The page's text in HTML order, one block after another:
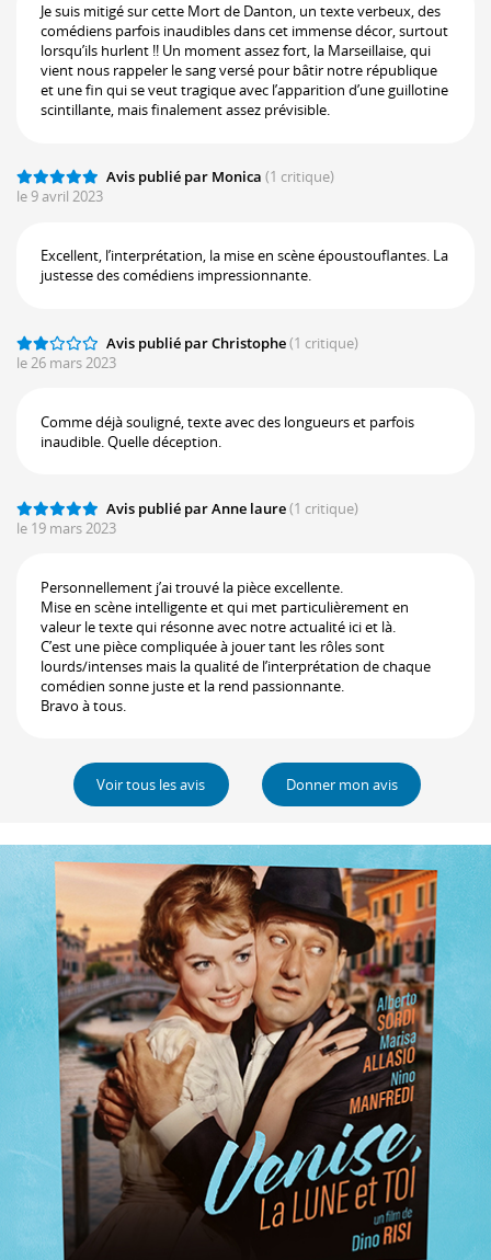
Je suis mitigé sur cette Mort de Danton, un texte verbeux, des
comédiens parfois inaudibles dans cet immense décor, surtout
lorsqu’ils hurlent !! Un moment assez fort, la Marseillaise, qui
vient nous rappeler le sang versé pour bâtir notre république
et une fin qui se veut tragique avec l’apparition d’une guillotine
scintillante, mais finalement assez prévisible.
Avis publié par Monica (1 critique)
le 9 avril 2023
Excellent, l’interprétation, la mise en scène époustouflantes. La
justesse des comédiens impressionnante.
Avis publié par Christophe(1 critique)
le 26 mars 2023
Comme déjà souligné, texte avec des longueurs et parfois
inaudible. Quelle déception.
Avis publié par Anne laure(1 critique)
le 19 mars 2023
Personnellement j’ai trouvé la pièce excellente.
Mise en scène intelligente et qui met particulièrement en
valeur le texte qui résonne avec notre actualité ici et là.
C’est une pièce compliquée à jouer tant les rôles sont
lourds/intenses mais la qualité de l’interprétation de chaque
comédien sonne juste et la rend passionnante.
Bravo à tous.
Voir tous les avis Donner mon avis